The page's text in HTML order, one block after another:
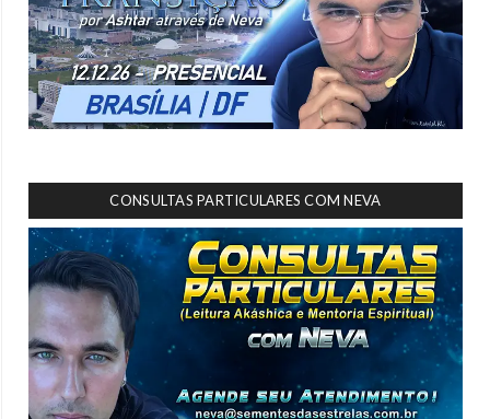
CONSULTAS PARTICULARES COM NEVA